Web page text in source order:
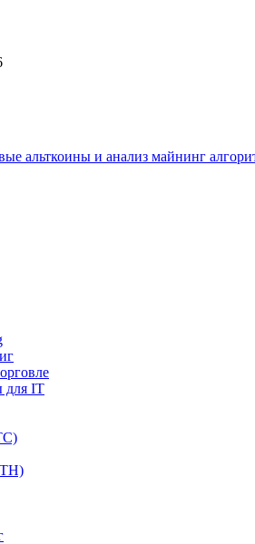
альткоины и анализ майнинг
для IT